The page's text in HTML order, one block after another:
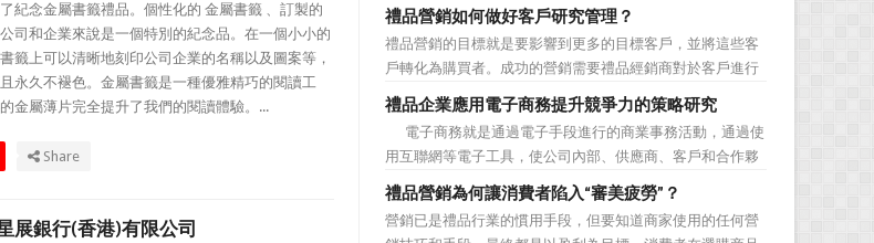
紀念金屬書籤禮品。個性化的 金屬書籤 、訂製的
司和企業來說是一個特別的紀念品。在一個小小的
籤上可以清晰地刻印公司企業的名稱以及圖案等，
永久不褪色。金屬書籤是一種優雅精巧的閱讀工
金屬薄片完全提升了我們的閱讀體驗。...
Share
展銀行(香港)有限公司
禮品營銷如何做好客戶研究管理？
禮品營銷的目標就是要影響到更多的目標客戶，並將這些客
戶轉化為購買者。成功的營銷需要禮品經銷商對於客戶進行
相應的分類，了解不同類型客戶的貢獻度，從而有的放矢的
制定相應的營銷對策，而這需要對於客戶研究方面更多地投
入，這不僅是銷售環節的事，也需要營銷管理策略的整體支
持。具體來說，有以下...
禮品企業應用電子商務提升競爭力的策略研究
電子商務就是通過電子手段進行的商業事務活動，通過使
用互聯網等電子工具，使公司內部、供應商、客戶和合作夥
伴之間，利用電子業務共享信息，實現企業間業務流程的電
子化，配合企業內部的電子化生產管理系統，提高企業的生
產、庫存、流通和資金等各個環節的效率。它具有結構性、
禮品營銷為何讓消費者陷入“審美疲勞”？
營銷已是禮品行業的慣用手段，但要知道商家使用的任何營